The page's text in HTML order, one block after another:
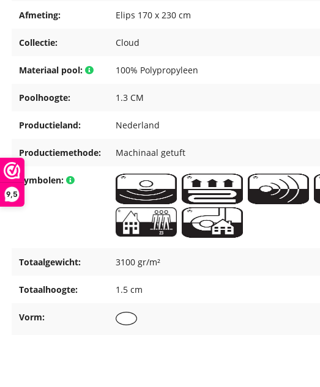
9,5
Afmeting: Elips 170 x 230 cm
Collectie: Cloud
Materiaal pool: 100% Polypropyleen
Poolhoogte: 1.3 CM
Productieland: Nederland
Productiemethode: Machinaal getuft
Symbolen:
Totaalgewicht: 3100 gr/m²
Totaalhoogte: 1.5 cm
Vorm: